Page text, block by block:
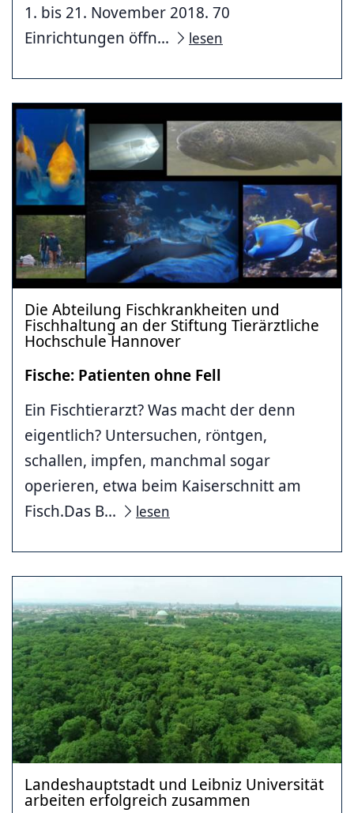
1. bis 21. November 2018. 70
Einrichtungen öffn...
lesen
Die Abteilung Fischkrankheiten und
Fischhaltung an der Stiftung Tierärztliche
Hochschule Hannover
Fische: Patienten ohne Fell
Ein Fischtierarzt? Was macht der denn
eigentlich? Untersuchen, röntgen,
schallen, impfen, manchmal sogar
operieren, etwa beim Kaiserschnitt am
Fisch.Das B...
lesen
Landeshauptstadt und Leibniz Universität
arbeiten erfolgreich zusammen